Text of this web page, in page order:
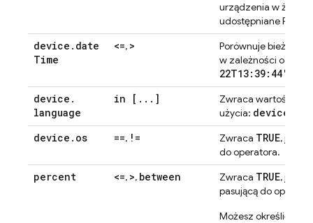
urządzenia w
udostępniane
device . date
Time
<=, >
Porównuje bieżący
w zależności od
22T13:39:44')
device .
language
in [ . . . ] Zwraca wartość
użycia:
device . os ==, != Zwraca TRUE, jeśli
do operatora.
percent <=, >, between Zwraca TRUE, jeśli
pasującą do
Możesz określić